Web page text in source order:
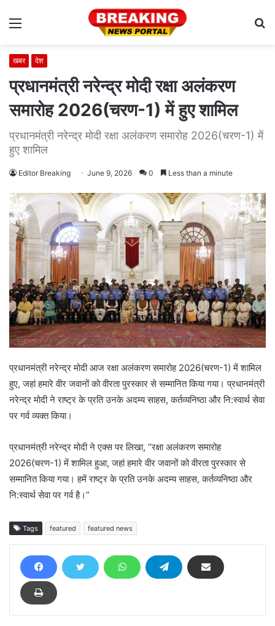
Menu
खबर देश
प्रधानमंत्री नरेन्द्र मोदी रक्षा अलंकरण
समारोह 2026(चरण-1) में हुए शामिल
प्रधानमंत्री नरेन्द्र मोदी रक्षा अलंकरण समारोह 2026(चरण-1) में
हुए शामिल
Editor Breaking June 9, 2026 0 Less than a minute
प्रधानमंत्री नरेन्द्र मोदी आज रक्षा अलंकरण समारोह 2026(चरण-1) में शामिल
हुए, जहां हमारे वीर जवानों को वीरता पुरस्कार से सम्मानित किया गया। प्रधानमंत्री
नरेन्द्र मोदी ने राष्ट्र के प्रति उनके अदम्य साहस, कर्तव्यनिष्ठा और नि:स्वार्थ सेवा
पर गर्व व्यक्त किया।
प्रधानमंत्री नरेन्द्र मोदी ने एक्स पर लिखा, “रक्षा अलंकरण समारोह
2026(चरण-1) में शामिल हुआ, जहां हमारे वीर जवानों को वीरता पुरस्कार से
सम्मानित किया गया। हमें राष्ट्र के प्रति उनके अदम्य साहस, कर्तव्यनिष्ठा और
नि:स्वार्थ सेवा पर गर्व है।”
Tags featured featured news